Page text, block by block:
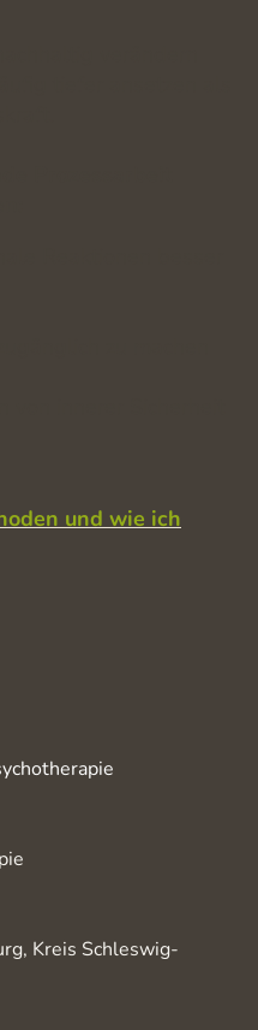
und wie ich
Kreis Schleswig-